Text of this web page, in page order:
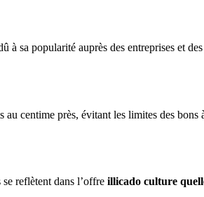
sa popularité auprès des entreprises et
centime près, évitant les limites des
reflètent dans l’offre illicado culture